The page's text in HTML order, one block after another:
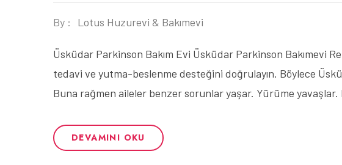
By : Lotus Huzurevi & Bakımevi
Üsküdar Parkinson Bakım Evi Üsküdar Parkinson Bakımevi
tedavi ve yutma-beslenme desteğini doğrulayın. Böylece
Buna rağmen aileler benzer sorunlar yaşar. Yürüme
DEVAMINI OKU